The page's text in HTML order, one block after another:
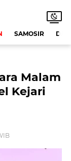
SAMOSIR
Malam
Kejari